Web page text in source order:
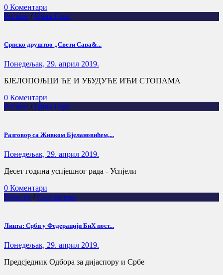
0 Коментари
Регион / Црна Гора
Српско друштво „Свети Сава&...
Понедељак, 29. април 2019.
БЈЕЛОПОЉЦИ ЋЕ И УБУДУЋЕ ИЋИ СТОПАМА
0 Коментари
Регион / Црна Гора
Рaзговор са Живком Бјелановићем,...
Понедељак, 29. април 2019.
Десет година успјешног рада - Успјели
0 Коментари
Вијести / Саопштења
Линта: Срби у Федерацији БиХ пост...
Понедељак, 29. април 2019.
Предсједник Одбора за дијаспору и Србе